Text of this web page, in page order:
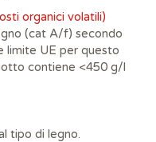
organici volatili)
(cat A/f) secondo
limite UE per questo
contiene <450 g/l
tipo di legno.